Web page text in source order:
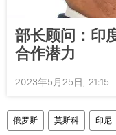
部长顾问：印
合作潜力
2023年5月25日, 21:15
俄罗斯 莫斯科 印尼